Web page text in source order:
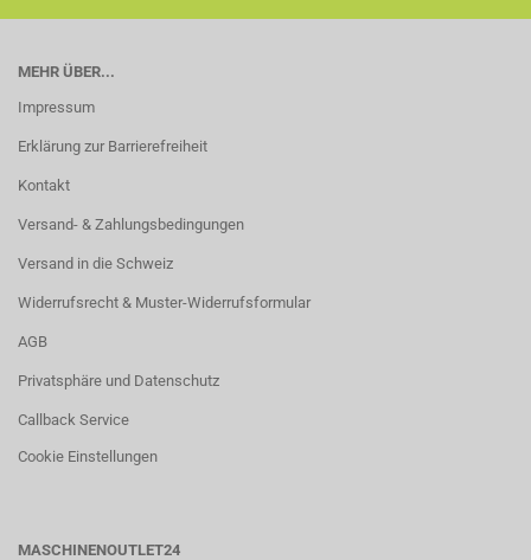
MEHR ÜBER...
Impressum
Erklärung zur Barrierefreiheit
Kontakt
Versand- & Zahlungsbedingungen
Versand in die Schweiz
Widerrufsrecht & Muster-Widerrufsformular
AGB
Privatsphäre und Datenschutz
Callback Service
Cookie Einstellungen
MASCHINENOUTLET24